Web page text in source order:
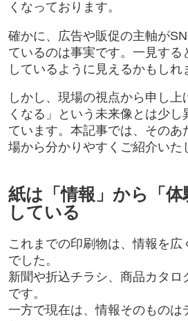
くなっております。
確かに、広告や販促の主軸が
ているのは事実です。一見する
しているように見えるかもしれ
しかし、現場の視点から申し上
くなる」という未来像とは少し
ています。本記事では、そのあ
場から分かりやすくご紹介いた
紙は「情報」から「
している
これまでの印刷物は、情報を広
でした。
新聞や折込チラシ、商品カタロ
です。
一方で現在は、情報そのものは